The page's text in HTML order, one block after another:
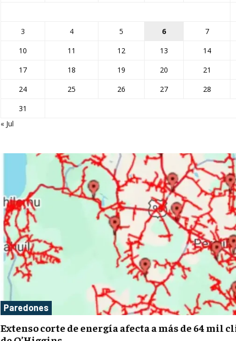
3
4 5 6 7
10
11 12 13 14
17
18 19 20 21
24
25 26 27 28
31
« Jul
Paredones
Extenso corte de energía afecta a más de 64 mil